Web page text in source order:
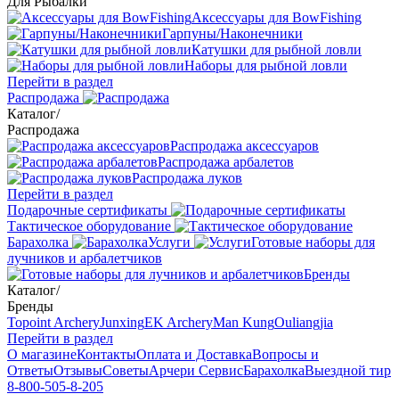
Аксессуары для BowFishing
Гарпуны/Наконечники
Катушки для рыбной ловли
Наборы для рыбной ловли
Перейти в раздел
Распродажа
Каталог/
Распродажа
Распродажа аксессуаров
Распродажа арбалетов
Распродажа луков
Перейти в раздел
Подарочные сертификаты
Тактическое оборудование
Барахолка
Услуги
Готовые наборы для
лучников и арбалетчиков
Бренды
Каталог/
Бренды
Topoint ArcheryJunxingEK ArcheryMan KungOuliangjia
Перейти в раздел
О магазинеКонтактыОплата и ДоставкаВопросы и
ОтветыОтзывыСоветыАрчери СервисБарахолкаВыездной тир
8-800-505-8-205